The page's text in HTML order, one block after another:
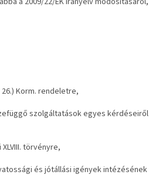
Korm. rendeletre,
szolgáltatások egyes kérdéseiről
törvényre,
és jótállási igények intézésének